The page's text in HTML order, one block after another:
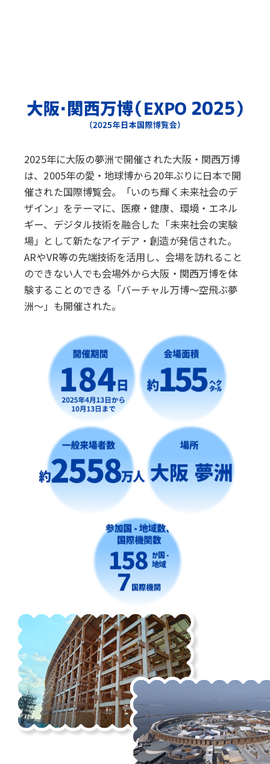
2025年に大阪の夢洲で開催された大阪・関西万博
は、2005年の愛・地球博から20年ぶりに日本で開
催された国際博覧会。「いのち輝く未来社会のデ
ザイン」をテーマに、医療・健康、環境・エネル
ギー、デジタル技術を融合した「未来社会の実験
場」として新たなアイデア・創造が発信された。
ARやVR等の先端技術を活用し、会場を訪れること
のできない人でも会場外から大阪・関西万博を体
験することのできる「バーチャル万博～空飛ぶ夢
洲～」も開催された。